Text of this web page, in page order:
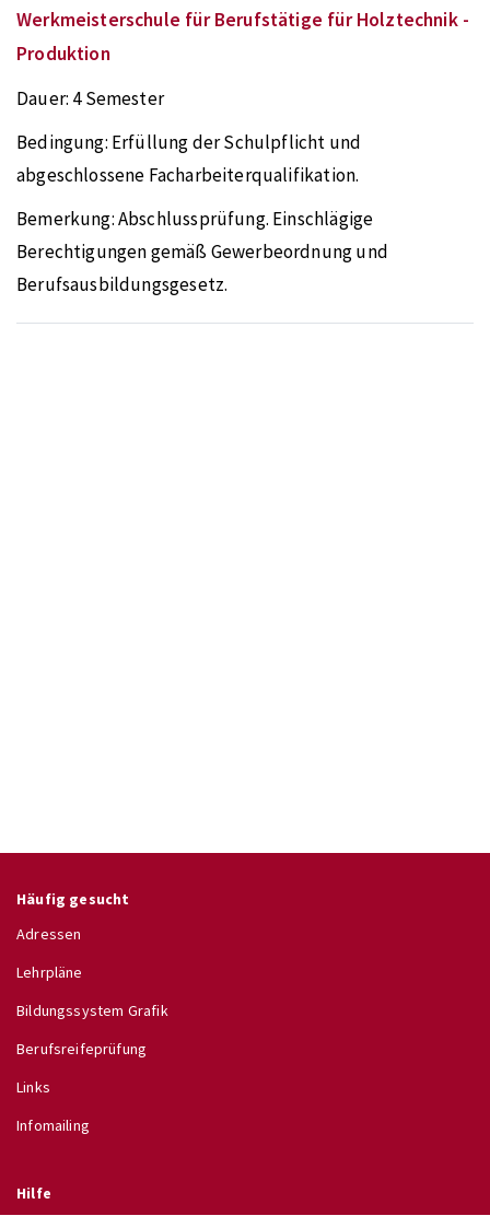
Werkmeisterschule für Berufstätige für Holztechnik -
Produktion
Dauer: 4 Semester
Bedingung: Erfüllung der Schulpflicht und
abgeschlossene Facharbeiterqualifikation.
Bemerkung:Abschlussprüfung. Einschlägige
Berechtigungen gemäß Gewerbeordnung und
Berufsausbildungsgesetz.
Häufig gesucht
Adressen
Lehrpläne
Bildungssystem Grafik
Berufsreifeprüfung
Links
Infomailing
Hilfe